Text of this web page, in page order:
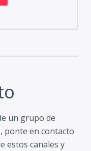
un grupo de
ponte en contacto
estos canales y